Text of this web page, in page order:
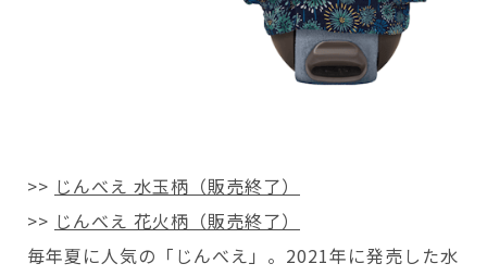
>> じんべえ 水玉柄（販売終了）
>> じんべえ 花火柄（販売終了）
毎年夏に人気の「じんべえ」。2021年に発売した水